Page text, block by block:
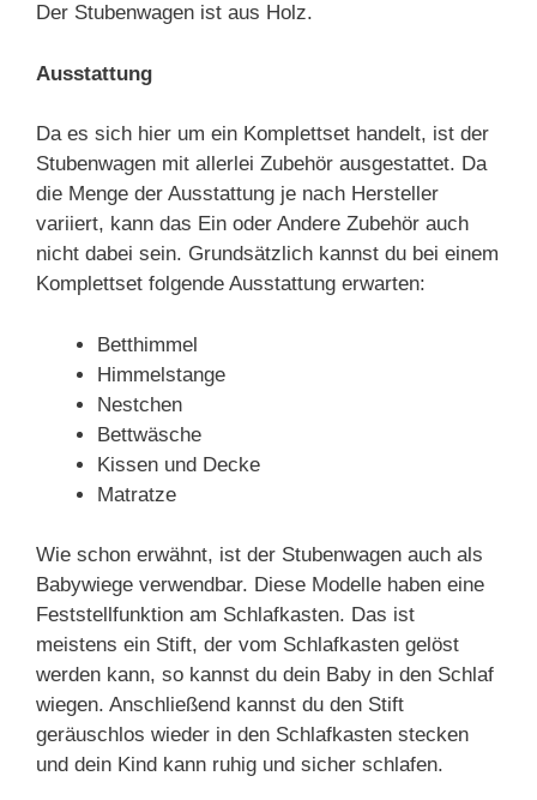
Der Stubenwagen ist aus Holz.
Ausstattung
Da es sich hier um ein Komplettset handelt, ist der
Stubenwagen mit allerlei Zubehör ausgestattet. Da
die Menge der Ausstattung je nach Hersteller
variiert, kann das Ein oder Andere Zubehör auch
nicht dabei sein. Grundsätzlich kannst du bei einem
Komplettset folgende Ausstattung erwarten:
Betthimmel
Himmelstange
Nestchen
Bettwäsche
Kissen und Decke
Matratze
Wie schon erwähnt, ist der Stubenwagen auch als
Babywiege verwendbar. Diese Modelle haben eine
Feststellfunktion am Schlafkasten. Das ist
meistens ein Stift, der vom Schlafkasten gelöst
werden kann, so kannst du dein Baby in den Schlaf
wiegen. Anschließend kannst du den Stift
geräuschlos wieder in den Schlafkasten stecken
und dein Kind kann ruhig und sicher schlafen.